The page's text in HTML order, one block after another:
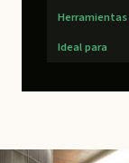
Herramientas
Ideal para